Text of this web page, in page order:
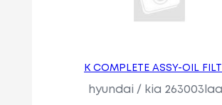
K COMPLETE ASSY-OIL
hyundai / kia